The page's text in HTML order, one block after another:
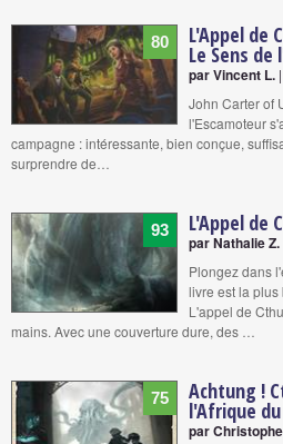
80 L'Appel de
Le Sens
par Vincent L.
John Carter of
l'Escamoteur
campagne : intéressante, bien conçue,
surprendre de…
93 L'Appel de
par Nathalie Z.
Plongez dans
livre est la
L'appel de
mains. Avec une couverture dure, des …
75 Achtung !
l'Afrique
par